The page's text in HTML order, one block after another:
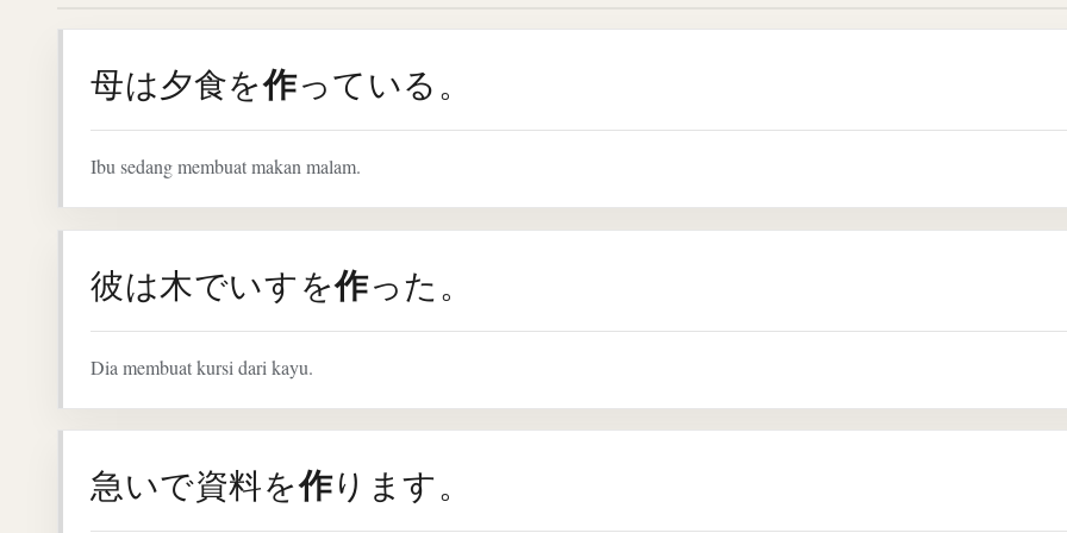
母は夕食を作っている。
Ibu sedang membuat makan malam.
彼は木でいすを作った。
Dia membuat kursi dari kayu.
急いで資料を作ります。